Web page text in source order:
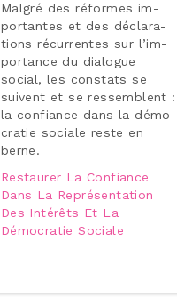
Malgré des réformes im­
por­tantes et des dé­cla­ra­
tions ré­cur­rentes sur l’im­
por­tance du dialogue
social, les constats se
suivent et se res­semblent :
la confiance dans la dé­mo­
cra­tie sociale reste en
berne.
Restaurer La Confiance
Dans La Représentation
Des Intérêts Et La
Démocratie Sociale